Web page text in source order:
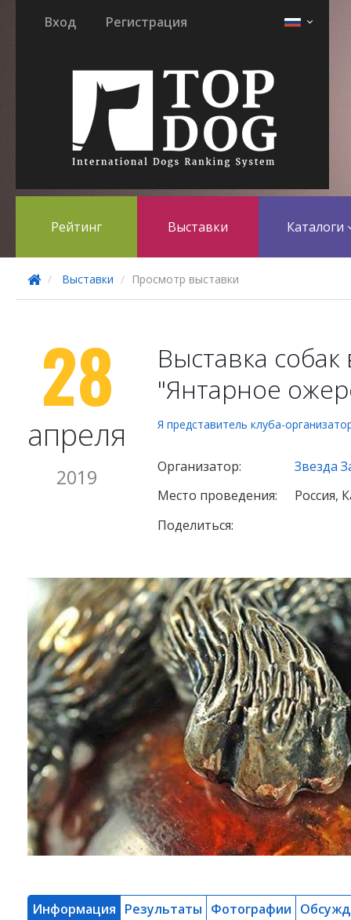
Вход Регистрация
Рейтинг Выставки Каталоги
Выставки Просмотр выставки
28
апреля
2019
Выставка
"Янтарное
Я представитель клуба-
Организатор:
Звезда
Место проведения:
Россия,
Поделиться:
Информация Результаты Фотографии